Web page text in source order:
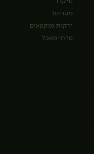
פטריות
ירקות מוקפאים
פרחי מאכל